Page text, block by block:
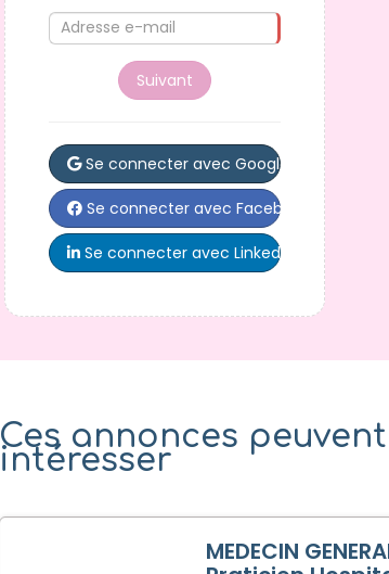
Suivant
Se connecter avec Google
Se connecter avec Facebook
Se connecter avec LinkedIn
Ces annonces
intéresser
MEDECIN